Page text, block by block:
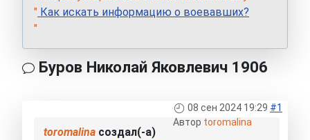
" Как искать информацию о воевавших?
"
Буров Николай Яковлевич 1906
08 сен 2024 19:29 #1
Автор toromalina
toromalina создал(-а)